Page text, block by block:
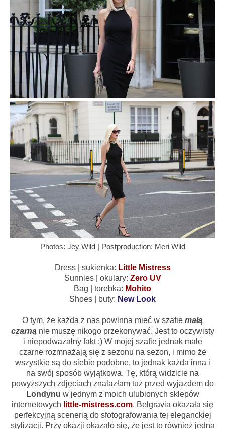
Photos: Jey Wild | Postproduction: Meri Wild
Dress | sukienka: Little Mistress
Sunnies | okulary: Zero UV
Bag | torebka: Mohito
Shoes | buty: New Look
O tym, że każda z nas powinna mieć w szafie małą
czarnąnie muszę nikogo przekonywać. Jest to oczywisty
i niepodważalny fakt :) W mojej szafie jednak małe
czarne rozmnażają się z sezonu na sezon, i mimo że
wszystkie są do siebie podobne, to jednak każda inna i
na swój sposób wyjątkowa. Tę, którą widzicie na
powyższych zdjęciach znalazłam tuż przed wyjazdem do
Londynu w jednym z moich ulubionych sklepów
internetowych little-mistress.com. Belgravia okazała się
perfekcyjną scenerią do sfotografowania tej eleganckiej
stylizacji. Przy okazji okazało się, że jest to również jedna